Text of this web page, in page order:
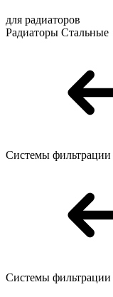
для радиаторов
Радиаторы Стальные
Системы фильтрации
Системы фильтрации